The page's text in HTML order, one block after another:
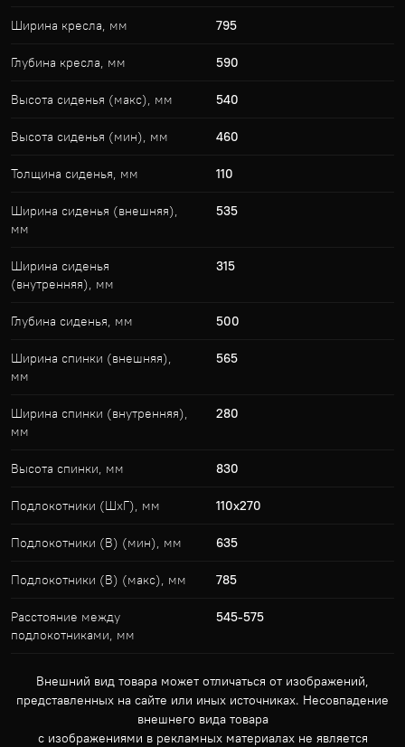
Ширина кресла, мм 795
Глубина кресла, мм 590
Высота сиденья (макс), мм 540
Высота сиденья (мин), мм 460
Толщина сиденья, мм 110
Ширина сиденья (внешняя),
мм
535
Ширина сиденья
(внутренняя), мм
315
Глубина сиденья, мм 500
Ширина спинки (внешняя),
мм
565
Ширина спинки (внутренняя),
мм
280
Высота спинки, мм 830
Подлокотники (ШхГ), мм 110x270
Подлокотники (В) (мин), мм 635
Подлокотники (В) (макс), мм 785
Расстояние между
подлокотниками, мм
545-575
Внешний вид товара может отличаться от изображений,
представленных на сайте или иных источниках. Несовпадение
внешнего вида товара
с изображениями в рекламных материалах не является